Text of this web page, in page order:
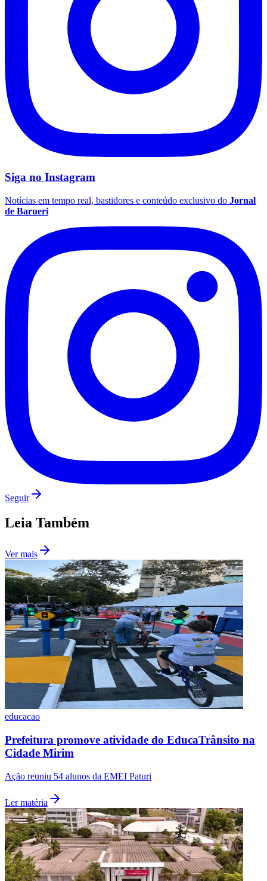
Botafogo
Grêmio
Internacional
Siga no Instagram
Notícias em tempo real, bastidores e conteúdo exclusivo do Jornal
de Barueri
Seguir
Leia Também
Ver mais
educacao
Prefeitura promove atividade do EducaTrânsito na
Cidade Mirim
Ação reuniu 54 alunos da EMEI Paturi
Ler matéria